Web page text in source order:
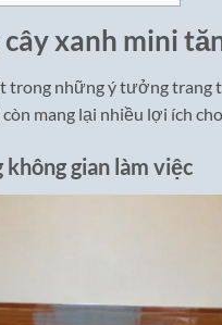
xanh mini
trong những ý tưởng trang
mang lại nhiều lợi ích
gian làm việc